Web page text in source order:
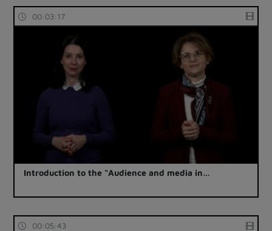
00:03:17
Introduction to the “Audience and media in…
00:05:43